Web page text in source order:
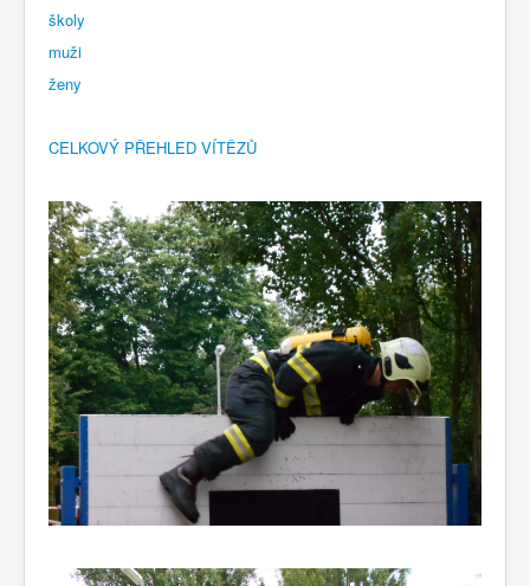
školy
muži
ženy
CELKOVÝ PŘEHLED VÍTĚZŮ